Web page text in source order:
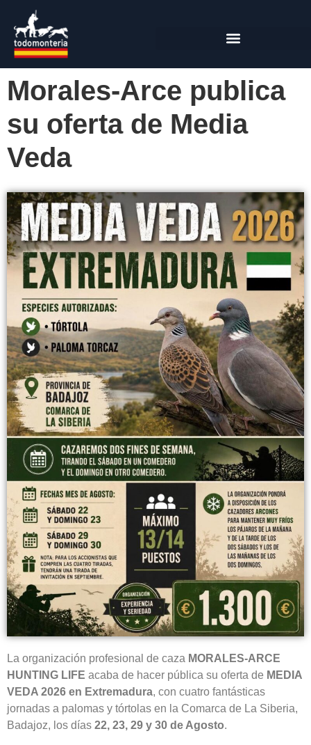
Morales-Arce publica
su oferta de Media
Veda
La organización profesional de caza MORALES-ARCE
HUNTING LIFE acaba de hacer pública su oferta de MEDIA
VEDA 2026 en Extremadura, con cuatro fantásticas
jornadas a palomas y tórtolas en la Comarca de La Siberia,
Badajoz, los días 22, 23, 29 y 30 de Agosto.